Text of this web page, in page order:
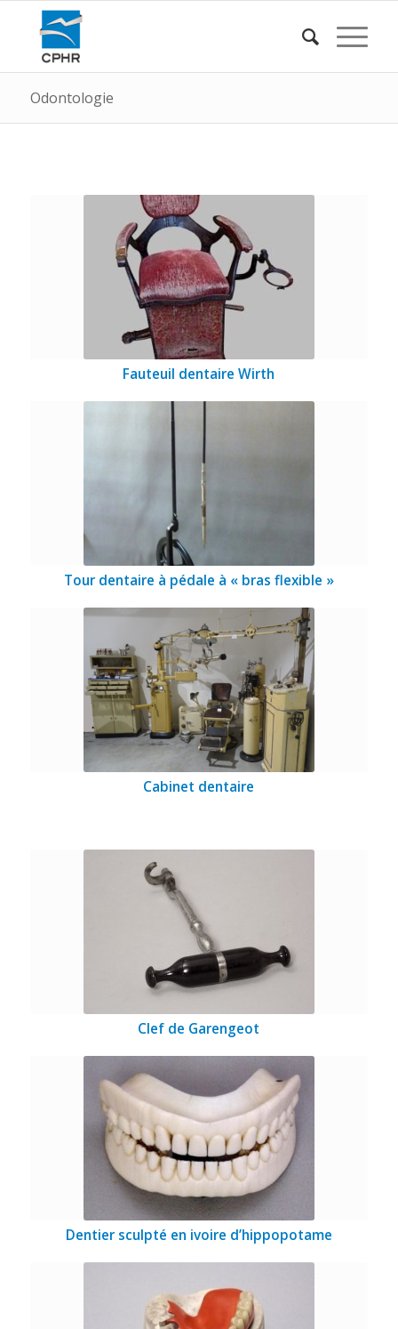
Odontologie
Fauteuil dentaire Wirth
Tour dentaire à pédale à « bras flexible »
Cabinet dentaire
Clef de Garengeot
Dentier sculpté en ivoire d’hippopotame